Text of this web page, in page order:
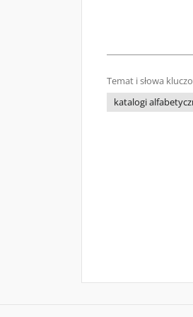
Temat i słowa
katalogi